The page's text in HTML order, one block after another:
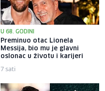
U 68. GODINI
Preminuo otac Lionela
Messija, bio mu je glavni
oslonac u životu i karijeri
7 sati